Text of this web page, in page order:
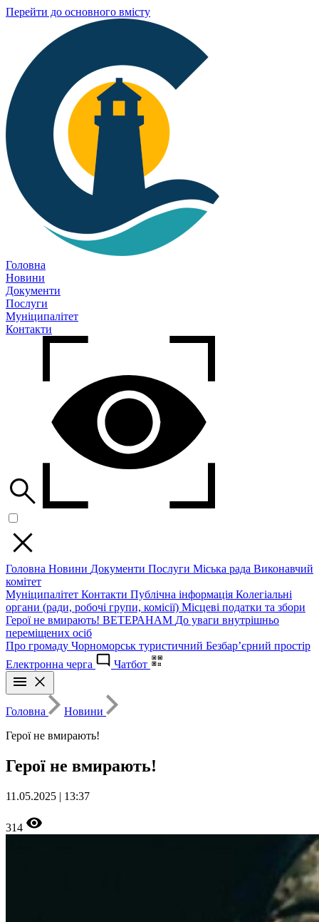
Перейти до основного вмісту
Головна
Новини
Документи
Послуги
Муніципалітет
Контакти
Головна Новини Документи Послуги Міська рада Виконавчий
комітет
Муніципалітет Контакти Публічна інформація Колегіальні
органи (ради, робочі групи, комісії) Місцеві податки та збори
Герої не вмирають! ВЕТЕРАНАМ До уваги внутрішньо
переміщених осіб
Про громаду Чорноморськ туристичний Безбар’єрний простір
Електронна черга
Чатбот
Головна
Новини
Герої не вмирають!
Герої не вмирають!
11.05.2025 | 13:37
314